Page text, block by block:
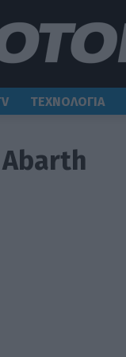
ΤΕΧΝΟΛΟΓΙΑ
Abarth